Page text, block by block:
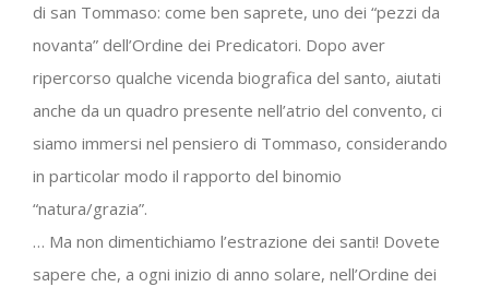
di san Tommaso: come ben saprete, uno dei “pezzi da
novanta” dell’Ordine dei Predicatori. Dopo aver
ripercorso qualche vicenda biografica del santo, aiutati
anche da un quadro presente nell’atrio del convento, ci
siamo immersi nel pensiero di Tommaso, considerando
in particolar modo il rapporto del binomio
“natura/grazia”.
… Ma non dimentichiamo l’estrazione dei santi! Dovete
sapere che, a ogni inizio di anno solare, nell’Ordine dei